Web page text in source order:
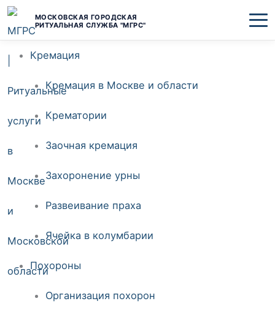
Перейти
к
МОСКОВСКАЯ ГОРОДСКАЯ
РИТУАЛЬНАЯ СЛУЖБА "МГРС"
Кремация
Кремация в Москве и области
Крематории
Заочная кремация
Захоронение урны
Развеивание праха
Ячейка в колумбарии
Похороны
Организация похорон